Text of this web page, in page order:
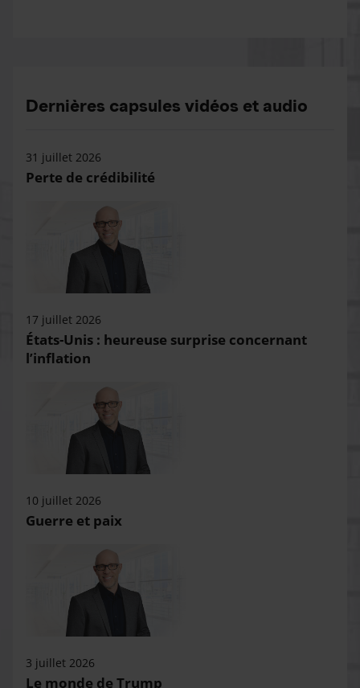
Dernières capsules vidéos et audio
31 juillet 2026
Perte de crédibilité
17 juillet 2026
États-Unis : heureuse surprise concernant
l’inflation
10 juillet 2026
Guerre et paix
3 juillet 2026
Le monde de Trump